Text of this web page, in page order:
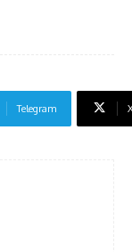
Telegram